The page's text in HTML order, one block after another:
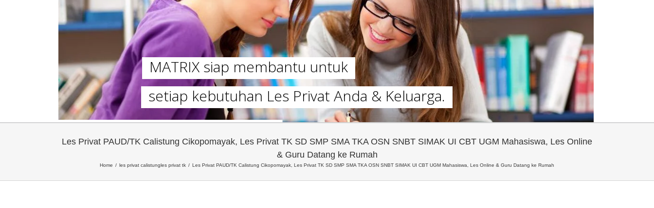
MATRIX siap membantu untuk
setiap kebutuhan Les Privat Anda & Keluarga.
Les Privat PAUD/TK Calistung Cikopomayak, Les Privat TK SD SMP SMA TKA OSN SNBT SIMAK UI CBT UGM Mahasiswa, Les Online
& Guru Datang ke Rumah
Home les privat calistungles privat tk Les Privat PAUD/TK Calistung Cikopomayak, Les Privat TK SD SMP SMA TKA OSN SNBT SIMAK UI CBT UGM Mahasiswa, Les Online & Guru Datang ke Rumah